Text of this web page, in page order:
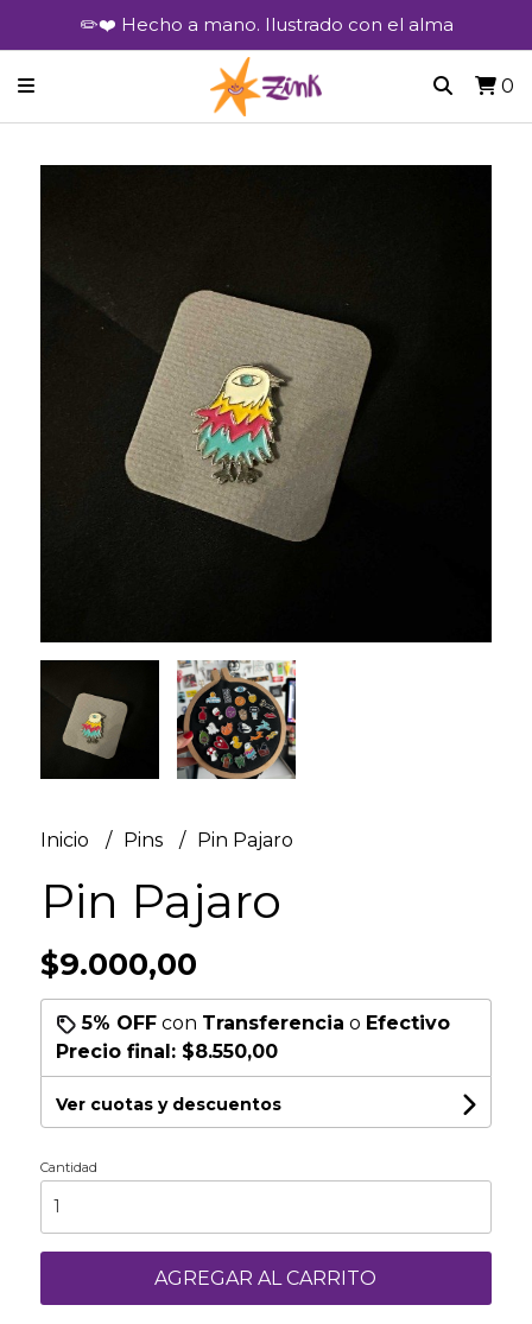
✏️❤️ Hecho a mano. Ilustrado con el alma
0
Inicio Pins Pin Pajaro
Pin Pajaro
$9.000,00
5% OFFcon Transferencia o Efectivo
Precio final: $8.550,00
Ver cuotas y descuentos
Cantidad
AGREGAR AL CARRITO